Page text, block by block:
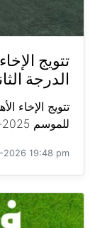
تتويج
الدرجة الثانية
تتويج الإخاء
للموسم 2025-2026 ...
2026 19:48 pm